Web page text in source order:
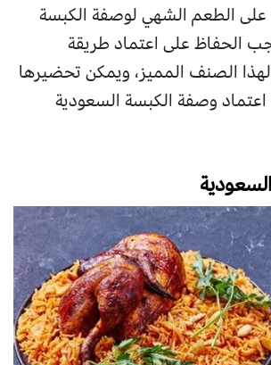
الطعم الشهي لوصفة الكبسة
الحفاظ على اعتماد طريقة
الصنف المميز، ويمكن تحضيرها
اعتماد وصفة الكبسة السعودية